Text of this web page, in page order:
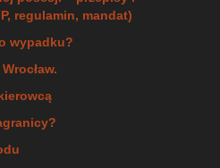
regulamin, mandat)
wypadku?